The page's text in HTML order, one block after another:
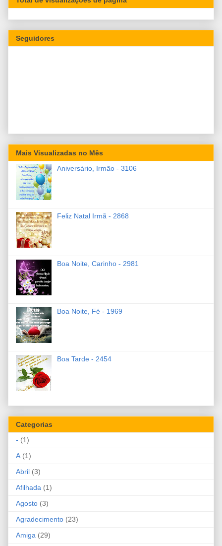
Seguidores
Mais Visualizadas no Mês
Aniversário, Irmão - 3106
Feliz Natal Irmã - 2868
Boa Noite, Carinho - 2981
Boa Noite, Fé - 1969
Boa Tarde - 2454
Categorias
- (1)
A (1)
Abril (3)
Afilhada (1)
Agosto (3)
Agradecimento (23)
Amiga (29)